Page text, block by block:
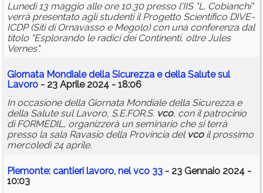
Lunedì 13 maggio alle ore 10.30 presso l'IIS "L. Cobianchi"
verrà presentato agli studenti il Progetto Scientifico DIVE-
ICDP (Siti di Ornavasso e Megolo) con una conferenza dal
titolo "Esplorando le radici dei Continenti, oltre Jules
Vernes".
Giornata Mondiale della Sicurezza e della Salute sul
Lavoro - 23 Aprile 2024 - 18:06
In occasione della Giornata Mondiale della Sicurezza e
della Salute sul Lavoro, S.E.FOR.S. vco, con il patrocinio
di FORMEDIL, organizzerà un seminario che si terrà
presso la sala Ravasio della Provincia del vcoil prossimo
mercoledì 24 aprile.
Piemonte: cantieri lavoro, nelvco 33 - 23 Gennaio 2024 -
10:03